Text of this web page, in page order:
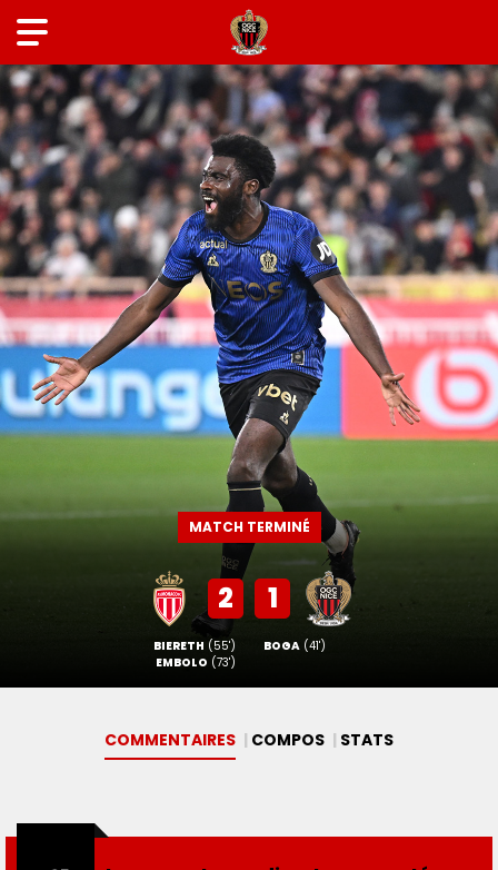
MATCH TERMINÉ
2 1
BIERETH (55')
EMBOLO (73')
BOGA(41')
COMMENTAIRES COMPOS STATS